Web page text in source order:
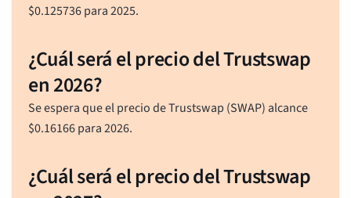
$0.125736para 2025.
¿Cuál será el precio del Trustswap
en 2026?
Se espera que el precio de Trustswap (SWAP) alcance
$0.16166para 2026.
¿Cuál será el precio del Trustswap